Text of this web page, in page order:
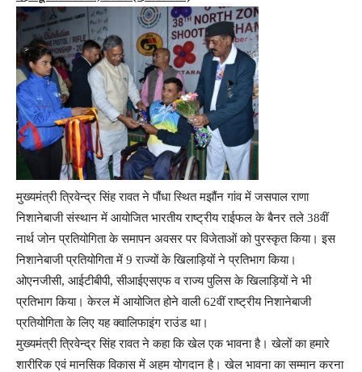
मुख्यमंत्री त्रिवेन्द्र सिंह रावत ने पौंधा स्थित मझौंन गांव में जसपाल राणा
निशानेबाजी संस्थान में आयोजित भारतीय राष्ट्रीय राईफल के बैनर तले 38वीं
नार्थ जोन प्रतियोगिता के समापन अवसर पर विजेताओं को पुरस्कृत किया। इस
निशानेबाजी प्रतियोगिता में 9 राज्यों के खिलाड़ियों ने प्रतिभाग किया।
ओएनजीसी, आईटीबीपी, सीआईएसएफ व राज्य पुलिस के खिलाड़ियों ने भी
प्रतिभाग किया। केरल में आयोजित होने वाली 62वीं राष्ट्रीय निशानेबाजी
प्रतियोगिता के लिए यह क्वालिफाइंग राउंड था।
मुख्यमंत्री त्रिवेन्द्र सिंह रावत ने कहा कि खेल एक भावना है। खेलों का हमारे
शारीरिक एवं मानसिक विकास में अहम योगदान है। खेल भावना का सम्मान करना